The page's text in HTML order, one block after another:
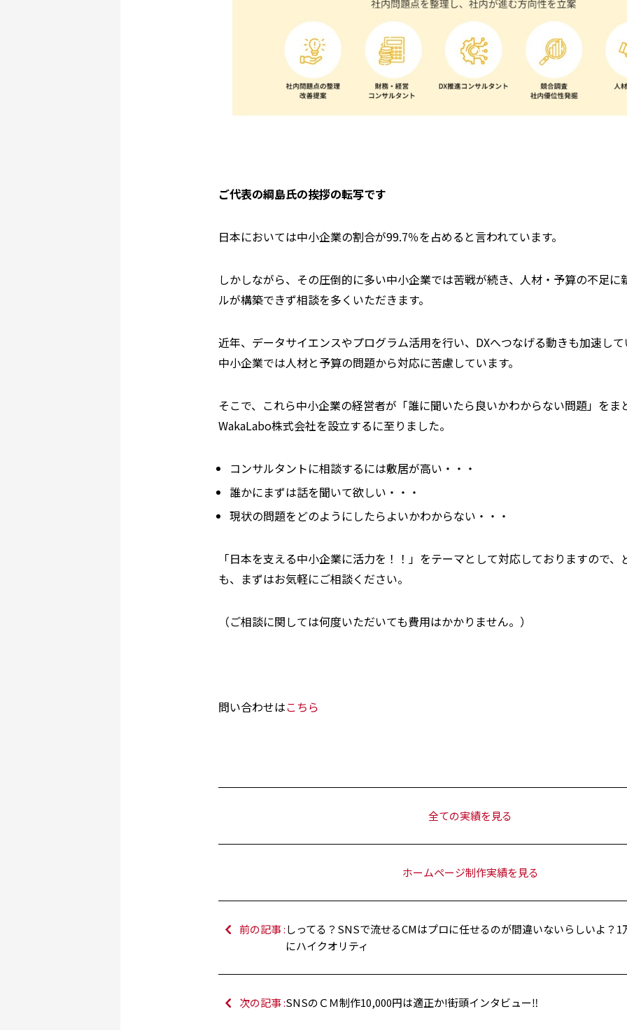
ご代表の綱島氏の挨拶の転写です
日本においては中小企業の割合が99.7％を占めると言われています。
しかしながら、その圧倒的に多い中小企業では苦戦が続き、人材・予算の不足に
ルが構築できず相談を多くいただきます。
近年、データサイエンスやプログラム活用を行い、DXへつなげる動きも加速し
中小企業では人材と予算の問題から対応に苦慮しています。
そこで、これら中小企業の経営者が「誰に聞いたら良いかわからない問題」をま
WakaLabo株式会社を設立するに至りました。
コンサルタントに相談するには敷居が高い・・・
誰かにまずは話を聞いて欲しい・・・
現状の問題をどのようにしたらよいかわからない・・・
「日本を支える中小企業に活力を！！」をテーマとして対応しておりますので、
も、まずはお気軽にご相談ください。
（ご相談に関しては何度いただいても費用はかかりません。）
問い合わせはこちら
全ての実績を見る
ホームページ制作実績を見る
前の記事 :しってる？SNSで流せるCMはプロに任せるのが間違いないらしいよ？
にハイクオリティ
次の記事 :SNSのＣＭ制作10,000円は適正か!街頭インタビュー‼